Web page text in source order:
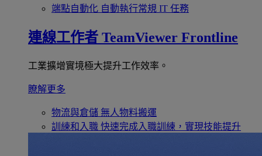
端點自動化 自動執行常規 IT 任務
連線工作者 TeamViewer Frontline
工業擴增實境極大提升工作效率。
瞭解更多
物流與倉儲 無人物料搬運
訓練和入職 快速完成入職訓練，實現技能提升